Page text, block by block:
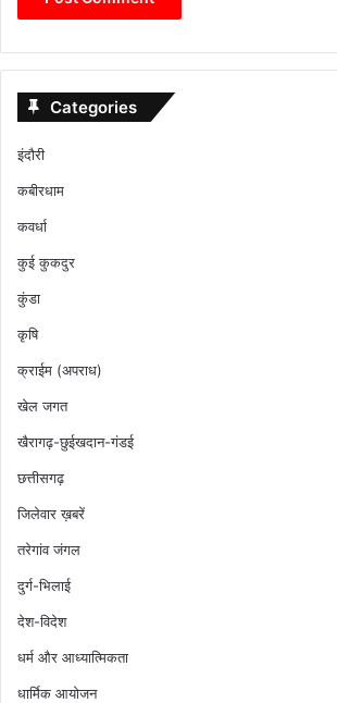
Categories
इंदौरी
कबीरधाम
कवर्धा
कुई कुकदुर
कुंडा
कृषि
क्राईम (अपराध)
खेल जगत
खैरागढ़-छुईखदान-गंडई
छत्तीसगढ़
जिलेवार ख़बरें
तरेगांव जंगल
दुर्ग-भिलाई
देश-विदेश
धर्म और आध्यात्मिकता
धार्मिक आयोजन